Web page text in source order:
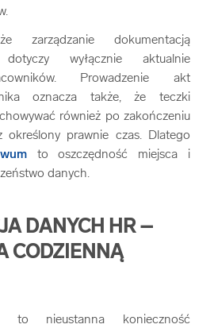
zarządzanie dokumentacją
wyłącznie aktualnie
Prowadzenie akt
oznacza także, że teczki
również po zakończeniu
określony prawnie czas. Dlatego
to oszczędność miejsca i
danych.
DANYCH HR –
CODZIENNĄ
to nieustanna konieczność